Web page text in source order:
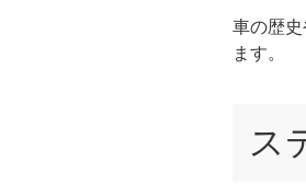
車の歴
ます。
ス